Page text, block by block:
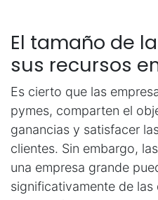
El tamaño de
sus recursos
Es cierto que las
pymes, comparten el
ganancias y satisfacer
clientes. Sin embargo,
una empresa grande
significativamente de